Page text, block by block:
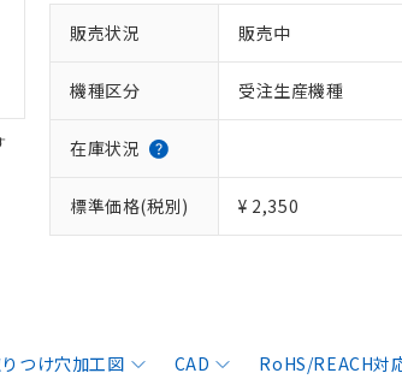
販売状況 販売中
機種区分 受注生産機種
在庫状況
標準価格(税別) ¥ 2,350
つけ穴加工図 CAD RoHS/REACH対